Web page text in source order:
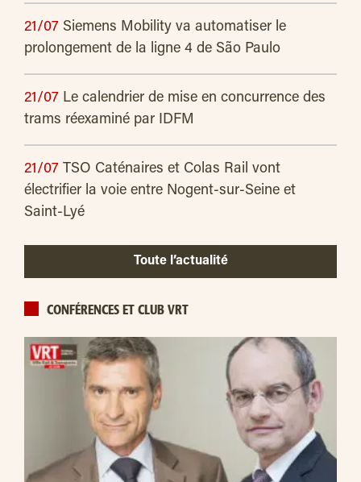
21/07 Siemens Mobility va automatiser le
prolongement de la ligne 4 de São Paulo
21/07 Le calendrier de mise en concurrence des
trams réexaminé par IDFM
21/07 TSO Caténaires et Colas Rail vont
électrifier la voie entre Nogent-sur-Seine et
Saint-Lyé
Toute l’actualité
CONFÉRENCES ET CLUB VRT